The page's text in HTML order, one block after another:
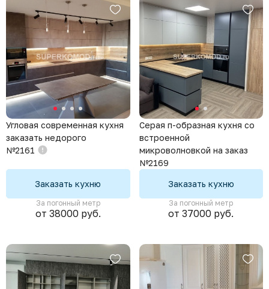
Угловая современная кухня
заказать недорого
№2161
Заказать кухню
За погонный метр
от 38000 руб.
Серая п-образная кухня со
встроенной
микроволновкой на заказ
№2169
Заказать кухню
За погонный метр
от 37000 руб.